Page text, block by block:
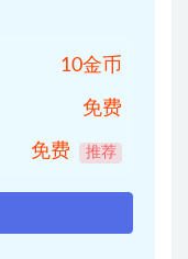
10金币
免费
免费 推荐